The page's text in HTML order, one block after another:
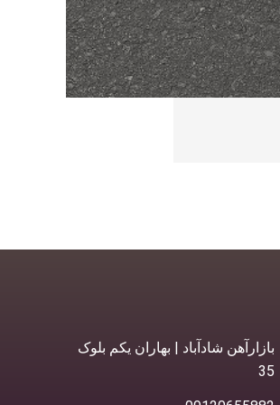
بازارآهن شادآباد | بهاران یکم بلوک
35